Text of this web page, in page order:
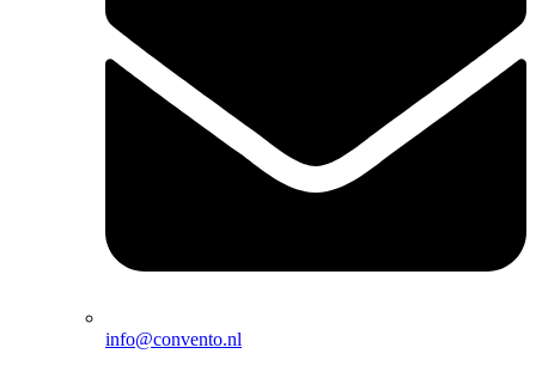
info@convento.nl